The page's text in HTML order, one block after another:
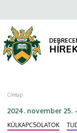
és
Debreceni
a
tartalomra
Morzsa
Címlap
2024. november 25.
KÜLKAPCSOLATOK